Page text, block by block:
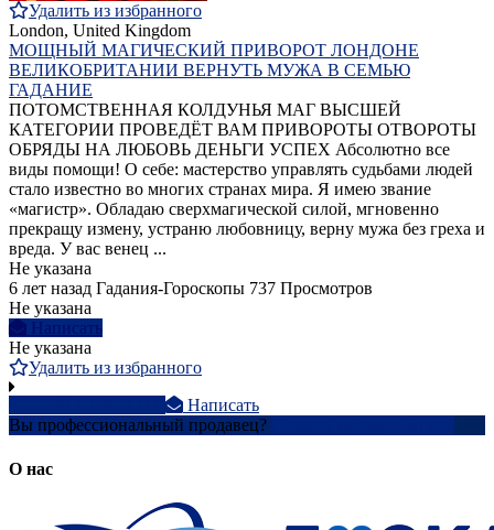
Удалить из избранного
London, United Kingdom
МОЩНЫЙ МАГИЧЕСКИЙ ПРИВОРОТ ЛОНДОНЕ
ВЕЛИКОБРИТАНИИ ВЕРНУТЬ МУЖА В СЕМЬЮ
ГАДАНИЕ
ПОТОМСТВЕННАЯ КОЛДУНЬЯ МАГ ВЫСШЕЙ
КАТЕГОРИИ ПРОВЕДЁТ ВАМ ПРИВОРОТЫ ОТВОРОТЫ
ОБРЯДЫ НА ЛЮБОВЬ ДЕНЬГИ УСПЕХ Абсолютно все
виды помощи! О себе: мастерство управлять судьбами людей
стало известно во многих странах мира. Я имею звание
«магистр». Обладаю сверхмагической силой, мгновенно
прекращу измену, устраню любовницу, верну мужа без греха и
вреда. У вас венец ...
Не указана
6 лет назад Гадания-Гороскопы 737 Просмотров
Не указана
Написать
Не указана
Удалить из избранного
Написать
Вы профессиональный продавец?
О нас